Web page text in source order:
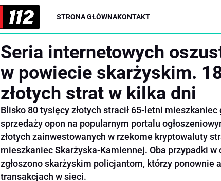
STRONA GŁÓWNAKONTAKT
Seria internetowych
w powiecie skarżyskim.
złotych strat w kilka dni
Blisko 80 tysięcy złotych stracił 65-letni
sprzedaży opon na popularnym portalu
złotych zainwestowanych w rzekome kryptowaluty
mieszkaniec Skarżyska-Kamiennej. Oba przypadki w
zgłoszono skarżyskim policjantom, którzy ponownie
transakcjach w sieci.